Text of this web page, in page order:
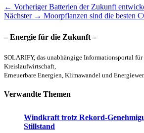
Beitragsnavigation
← Vorheriger Vorheriger
Beitrag:
Batterien der Zukunft
Nächster → Nächster
Moorpflanzen sind die besten
– Energie für die Zukunft –
SOLARIFY, das unabhängige Informationsportal
Kreislaufwirtschaft,
Erneuerbare Energien, Klimawandel und
Verwandte Themen
Windkraft trotz Rekord-
Stillstand